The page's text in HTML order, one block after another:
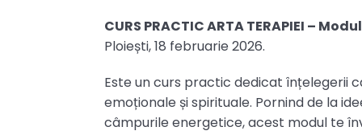
CURS PRACTIC ARTA TERAPIEI –
Ploiești, 18 februarie 2026.
Este un curs practic dedicat înțelegerii
emoționale și spirituale. Pornind de la
câmpurile energetice, acest modul te